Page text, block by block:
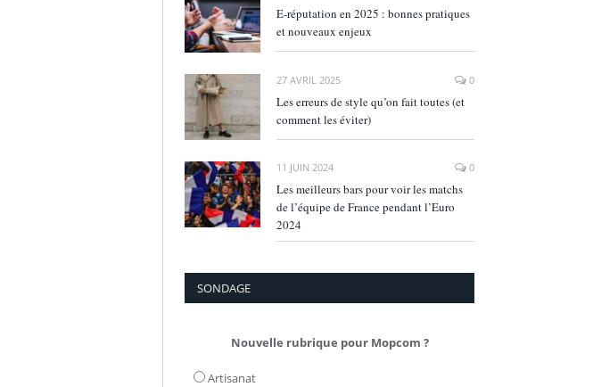
E‑réputation en 2025 : bonnes pratiques
et nouveaux enjeux
27 AVRIL 2025 0
Les erreurs de style qu’on fait toutes (et
comment les éviter)
11 JUIN 2024 0
Les meilleurs bars pour voir les matchs
de l’équipe de France pendant l’Euro
2024
SONDAGE
Nouvelle rubrique pour Mopcom ?
Artisanat